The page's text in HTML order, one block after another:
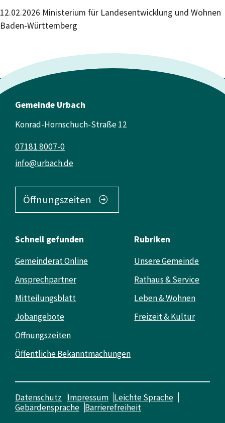
12.02.2026 Ministerium für Landesentwicklung und Wohnen
Baden-Württemberg
Gemeinde Urbach
Konrad-Hornschuch-Straße 12
info@urbach.de
07181 8007-0
Öffnungszeiten
Schnell gefunden
Gemeinderat Online
Ansprechpartner
Mitteilungsblatt
Jobangebote
Öffnungszeiten
Öffentliche Bekanntmachungen
Rubriken
Unsere Gemeinde
Rathaus & Service
Leben & Wohnen
Freizeit & Kultur
Datenschutz Impressum Leichte Sprache
Gebärdensprache Barrierefreiheit